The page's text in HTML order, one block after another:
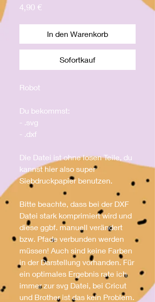
4,90 €Preis
In den Warenkorb
Sofortkauf
Robot
Du bekommst:
- .svg
- .dxf
Die Datei ist ohne losen Teile, du
kannst hier also super
Siebdruckpapier benutzen.
Bitte beachte, dass bei der DXF
Datei stark komprimiert wird und
diese ggbf. manuell verändert
bzw. Pfade verbunden werden
müssen! Auch sind keine Farben
in der Darstellung vorhanden. Für
ein optimales Ergebnis rate ich
immer zur svg Datei, bei Cricut
und Brother ist das kein Problem.